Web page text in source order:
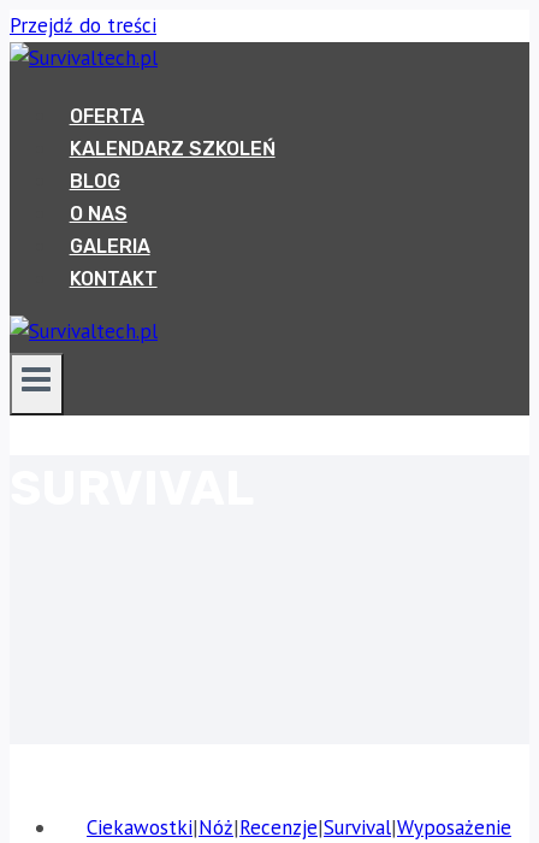
Przejdź do treści
OFERTA
KALENDARZ SZKOLEŃ
BLOG
O NAS
GALERIA
KONTAKT
Ciekawostki|Nóż|Recenzje|Survival|Wyposażenie